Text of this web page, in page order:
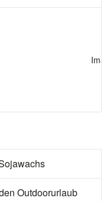
Outdoorurlaub